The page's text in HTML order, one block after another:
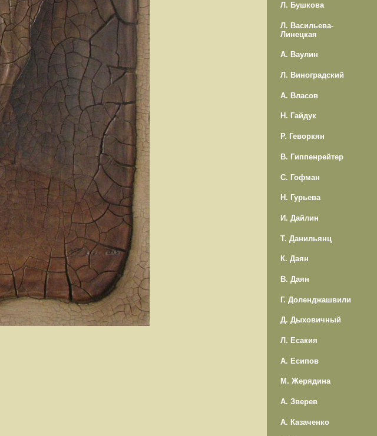
Л. Бушкова
Л. Васильева-
Линецкая
А. Ваулин
Л. Виноградский
А. Власов
Н. Гайдук
Р. Геворкян
В. Гиппенрейтер
С. Гофман
Н. Гурьева
И. Дайлин
Т. Данильянц
К. Даян
В. Даян
Г. Доленджашвили
Д. Дыховичный
Л. Есакия
А. Есипов
М. Жерядина
А. Зверев
А. Казаченко